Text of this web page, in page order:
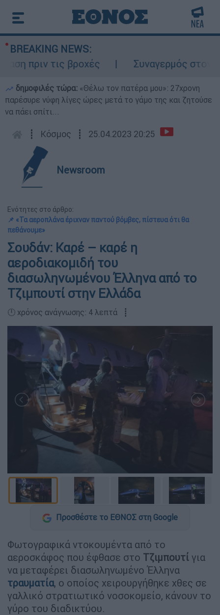
BREAKING NEWS:
τις βροχές
Συναγερμός στον
δημοφιλές τώρα: «Θέλω τον πατέρα μου»: 27χρονη
παρέσυρε νύφη λίγες ώρες μετά το γάμο της και ζητούσε
να πάει σπίτι...
┋ Κόσμος ┋ 25.04.2023 20:25
Newsroom
Ενότητες στο άρθρο:
📌 «Τα αεροπλάνα έριχναν παντού βόμβες, πίστευα ότι θα
πεθάνουμε»
Σουδάν: Καρέ – καρέ η
αεροδιακομιδή του
διασωληνωμένου Έλληνα από το
Τζιμπουτί στην Ελλάδα
🕛 χρόνος ανάγνωσης: 4 λεπτά ┋
Προσθέστε το ΕΘΝΟΣ στη Google
Φωτογραφικά ντοκουμέντα από το
αεροσκάφος που έφθασε στο Τζιμπουτί για
να μεταφέρει διασωληνωμένο Έλληνα
τραυματία, ο οποίος χειρουργήθηκε χθες σε
γαλλικό στρατιωτικό νοσοκομείο, κάνουν το
γύρο του διαδικτύου.